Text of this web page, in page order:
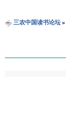
三农中国读书论坛»